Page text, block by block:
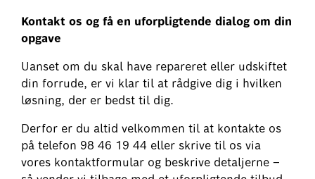
Kontakt os og få en uforpligtende dialog om din
opgave
Uanset om du skal have repareret eller udskiftet
din forrude, er vi klar til at rådgive dig i hvilken
løsning, der er bedst til dig.
Derfor er du altid velkommen til at kontakte os
på telefon 98 46 19 44 eller skrive til os via
vores kontaktformular og beskrive detaljerne –